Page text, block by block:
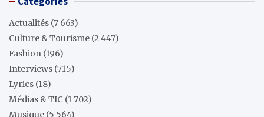
Actualités (7 663)
Culture & Tourisme (2 447)
Fashion (196)
Interviews (715)
Lyrics (18)
Médias & TIC (1 702)
Musique (5 564)